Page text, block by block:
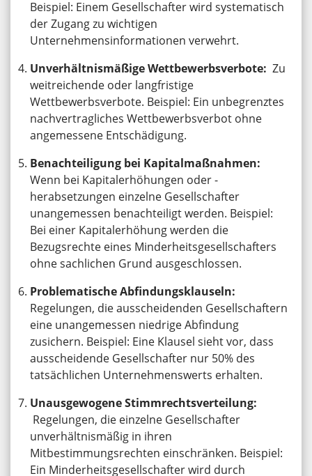
Beispiel: Einem Gesellschafter wird systematisch
der Zugang zu wichtigen
Unternehmensinformationen verwehrt.
Unverhältnismäßige Wettbewerbsverbote: Zu
weitreichende oder langfristige
Wettbewerbsverbote. Beispiel: Ein unbegrenztes
nachvertragliches Wettbewerbsverbot ohne
angemessene Entschädigung.
Benachteiligung bei Kapitalmaßnahmen:
Wenn bei Kapitalerhöhungen oder -
herabsetzungen einzelne Gesellschafter
unangemessen benachteiligt werden. Beispiel:
Bei einer Kapitalerhöhung werden die
Bezugsrechte eines Minderheitsgesellschafters
ohne sachlichen Grund ausgeschlossen.
Problematische Abfindungsklauseln:
Regelungen, die ausscheidenden Gesellschaftern
eine unangemessen niedrige Abfindung
zusichern. Beispiel: Eine Klausel sieht vor, dass
ausscheidende Gesellschafter nur 50% des
tatsächlichen Unternehmenswerts erhalten.
Unausgewogene Stimmrechtsverteilung:
Regelungen, die einzelne Gesellschafter
unverhältnismäßig in ihren
Mitbestimmungsrechten einschränken. Beispiel:
Ein Minderheitsgesellschafter wird durch